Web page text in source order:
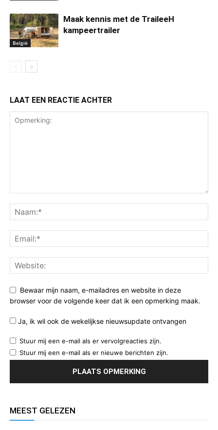
België
Maak kennis met de TraileeH
kampeertrailer
LAAT EEN REACTIE ACHTER
Bewaar mijn naam, e-mailadres en website in deze
browser voor de volgende keer dat ik een opmerking maak.
Ja, ik wil ook de wekelijkse nieuwsupdate ontvangen
Stuur mij een e-mail als er vervolgreacties zijn.
Stuur mij een e-mail als er nieuwe berichten zijn.
MEEST GELEZEN